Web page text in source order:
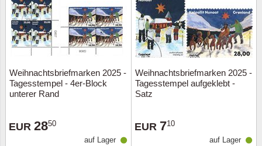
Weihnachtsbriefmarken 2025 -
Tagesstempel - 4er-Block
unterer Rand
EUR 2850
auf Lager
Weihnachtsbriefmarken 2025 -
Tagesstempel aufgeklebt -
Satz
EUR 710
auf Lager